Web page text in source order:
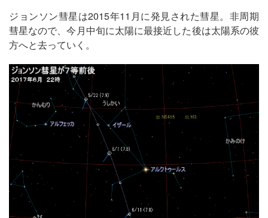
ジョンソン彗星は2015年11月に発見された彗星。非周期
彗星なので、今月中旬に太陽に最接近した後は太陽系の彼
方へと去っていく。